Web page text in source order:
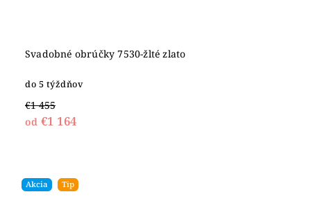
Svadobné obrúčky 7530-žlté zlato
do 5 týždňov
€1 455
od €1 164
Akcia Tip